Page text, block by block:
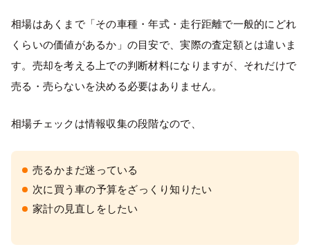
相場はあくまで「その車種・年式・走行距離で一般的にどれ
くらいの価値があるか」の目安で、実際の査定額とは違いま
す。売却を考える上での判断材料になりますが、それだけで
売る・売らないを決める必要はありません。
相場チェックは情報収集の段階なので、
売るかまだ迷っている
次に買う車の予算をざっくり知りたい
家計の見直しをしたい